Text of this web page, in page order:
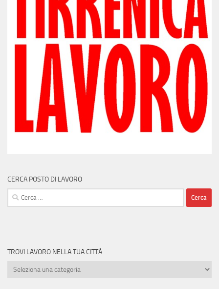
CERCA POSTO DI LAVORO
Ricerca
per:
TROVI LAVORO NELLA TUA CITTÀ
Trovi